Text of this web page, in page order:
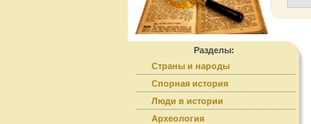
Разделы:
Страны и народы
Спорная история
Люди в истории
Археология